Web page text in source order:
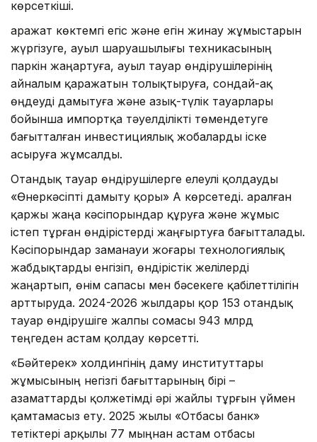
көрсеткіші.
Қаражат көктемгі егіс және егін жинау жұмыстарын
жүргізуге, ауыл шаруашылығы техникасының
паркін жаңартуға, ауыл тауар өндірушілерінің
айналым қаражатын толықтыруға, сондай-ақ
өңдеуді дамытуға және азық-түлік тауарлары
бойынша импортқа тәуелділікті төмендетуге
бағытталған инвестициялық жобаларды іске
асыруға жұмсалды.
Отандық тауар өндірушілерге елеулі қолдауды
«Өнеркәсіпті дамыту қоры» АҚ көрсетеді. Қаралған
қаржы жаңа кәсіпорындар құруға және жұмыс
істеп тұрған өндірістерді жаңғыртуға бағытталады.
Кәсіпорындар заманауи жоғары технологиялық
жабдықтарды енгізіп, өндірістік желілерді
жаңартып, өнім сапасы мен бәсекеге қабілеттілігін
арттыруда. 2024-2026 жылдары қор 153 отандық
тауар өндірушіге жалпы сомасы 943 млрд
теңгеден астам қолдау көрсетті.
«Бәйтерек» холдингінің даму институттары
жұмысының негізгі бағыттарының бірі –
азаматтарды қолжетімді әрі жайлы тұрғын үймен
қамтамасыз ету. 2025 жылы «Отбасы банк»
тетіктері арқылы 77 мыңнан астам отбасы